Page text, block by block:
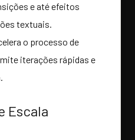
e até efeitos
textuais.
o processo de
iterações rápidas e
Escala